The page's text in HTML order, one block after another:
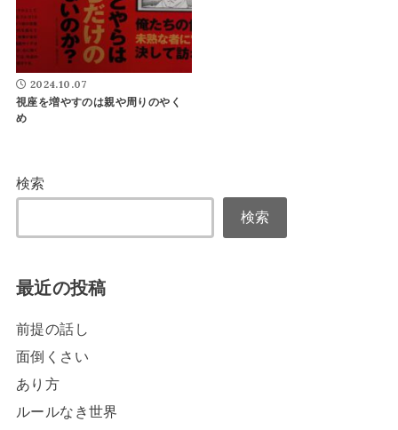
2024.10.07
視座を増やすのは親や周りのやく
め
検索
検索
最近の投稿
前提の話し
面倒くさい
あり方
ルールなき世界